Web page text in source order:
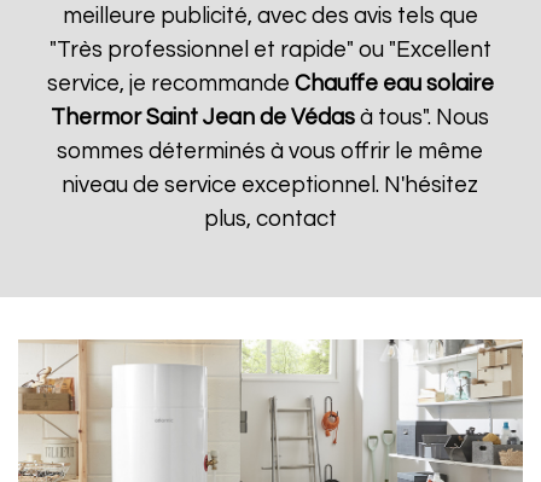
meilleure publicité, avec des avis tels que
"Très professionnel et rapide" ou "Excellent
service, je recommande Chauffe eau solaire
Thermor Saint Jean de Védas à tous". Nous
sommes déterminés à vous offrir le même
niveau de service exceptionnel. N'hésitez
plus, contact